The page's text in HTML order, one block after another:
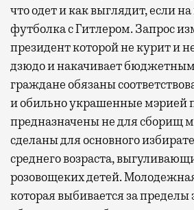
что одет и как выглядит, если на
футболка с Гитлером. Запрос
президент которой не курит и
дзюдо и накачивает
граждане обязаны
и обильно украшенные мэрией
предназначены не для сборищ
сделаны для основного
среднего возраста,
розовощеких детей.
которая выбивается за пределы